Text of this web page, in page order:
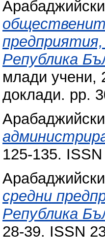
Република
млади учени,
доклади. pp.
125-135.
средни
Република
28-39. ISSN